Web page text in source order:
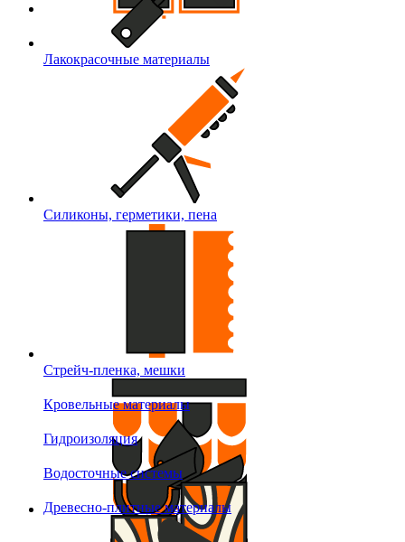
Лакокрасочные материалы
Силиконы, герметики, пена
Стрейч-пленка, мешки
Кровельные материалы
Гидроизоляция
Водосточные системы
Древесно-плитные материалы